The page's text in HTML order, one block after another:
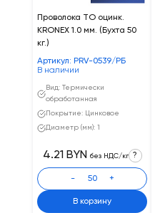
Проволока ТО оцинк.
KRONEX 1.0 мм. (Бухта 50
кг.)
Артикул: PRV-0539/РБ
В наличии
Вид: Термически
обработанная
Покрытие: Цинковое
Диаметр (мм): 1
4.21 BYN без НДС/кг ?
- +
В корзину